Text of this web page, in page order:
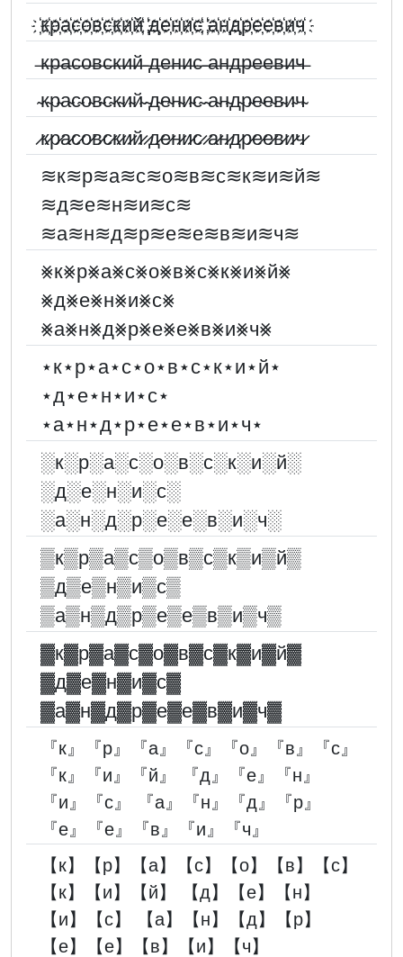
҉к҉р҉а҉с҉о҉в҉с҉к҉и҉й҉ ҉д҉е҉н҉и҉с҉ ҉а҉н҉д҉р҉е҉е҉в҉и҉ч҉
̶к̶р̶а̶с̶о̶в̶с̶к̶и̶й̶ ̶д̶е̶н̶и̶с̶ ̶а̶н̶д̶р̶е̶е̶в̶и̶ч̶
̴к̴р̴а̴с̴о̴в̴с̴к̴и̴й̴ ̴д̴е̴н̴и̴с̴ ̴а̴н̴д̴р̴е̴е̴в̴и̴ч̴
̷к̷р̷а̷с̷о̷в̷с̷к̷и̷й̷ ̷д̷е̷н̷и̷с̷ ̷а̷н̷д̷р̷е̷е̷в̷и̷ч̷
≋к≋р≋а≋с≋о≋в≋с≋к≋и≋й≋
≋д≋е≋н≋и≋с≋
≋а≋н≋д≋р≋е≋е≋в≋и≋ч≋
⨳к⨳р⨳а⨳с⨳о⨳в⨳с⨳к⨳и⨳й⨳
⨳д⨳е⨳н⨳и⨳с⨳
⨳а⨳н⨳д⨳р⨳е⨳е⨳в⨳и⨳ч⨳
⋆к⋆р⋆а⋆с⋆о⋆в⋆с⋆к⋆и⋆й⋆
⋆д⋆е⋆н⋆и⋆с⋆
⋆а⋆н⋆д⋆р⋆е⋆е⋆в⋆и⋆ч⋆
░︎к░︎р░︎а░︎с░︎о░︎в░︎с░︎к░︎и░︎й░︎
░︎д░︎е░︎н░︎и░︎с░︎
░︎а░︎н░︎д░︎р░︎е░︎е░︎в░︎и░︎ч░︎
▒к▒р▒а▒с▒о▒в▒с▒к▒и▒й▒
▒д▒е▒н▒и▒с▒
▒а▒н▒д▒р▒е▒е▒в▒и▒ч▒
▓︎к▓︎р▓︎а▓︎с▓︎о▓︎в▓︎с▓︎к▓︎и▓︎й▓︎
▓︎д▓︎е▓︎н▓︎и▓︎с▓︎
▓︎а▓︎н▓︎д▓︎р▓︎е▓︎е▓︎в▓︎и▓︎ч▓︎
『к』『р』『а』『с』『о』『в』『с』
『к』『и』『й』 『д』『е』『н』
『и』『с』 『а』『н』『д』『р』
『е』『е』『в』『и』『ч』
【к】【р】【а】【с】【о】【в】【с】
【к】【и】【й】 【д】【е】【н】
【и】【с】 【а】【н】【д】【р】
【е】【е】【в】【и】【ч】